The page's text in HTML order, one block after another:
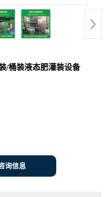
/桶装液态肥灌装设备
询信息